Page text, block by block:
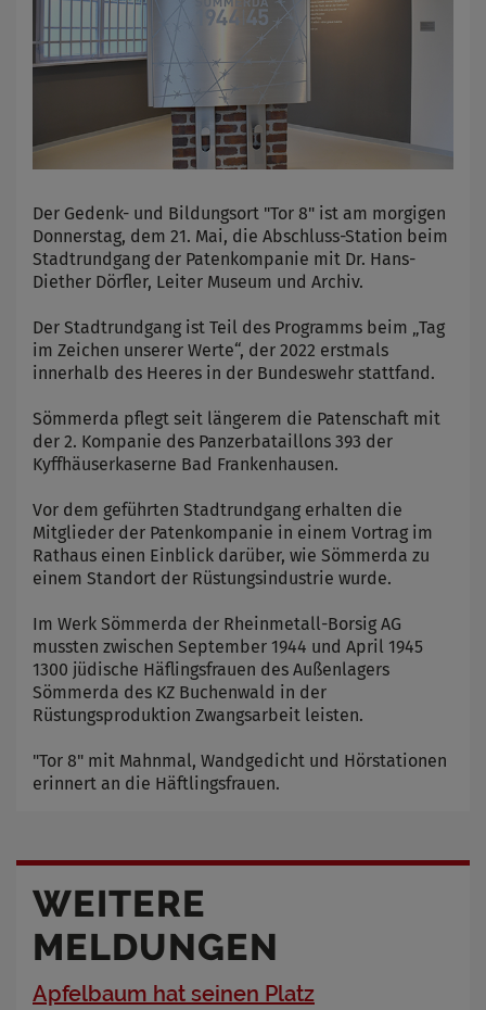
Der Gedenk- und Bildungsort "Tor 8" ist am morgigen
Donnerstag, dem 21. Mai, die Abschluss-Station beim
Stadtrundgang der Patenkompanie mit Dr. Hans-
Diether Dörfler, Leiter Museum und Archiv.
Der Stadtrundgang ist Teil des Programms beim „Tag
im Zeichen unserer Werte“, der 2022 erstmals
innerhalb des Heeres in der Bundeswehr stattfand.
Sömmerda pflegt seit längerem die Patenschaft mit
der 2. Kompanie des Panzerbataillons 393 der
Kyffhäuserkaserne Bad Frankenhausen.
Vor dem geführten Stadtrundgang erhalten die
Mitglieder der Patenkompanie in einem Vortrag im
Rathaus einen Einblick darüber, wie Sömmerda zu
einem Standort der Rüstungsindustrie wurde.
Im Werk Sömmerda der Rheinmetall-Borsig AG
mussten zwischen September 1944 und April 1945
1300 jüdische Häflingsfrauen des Außenlagers
Sömmerda des KZ Buchenwald in der
Rüstungsproduktion Zwangsarbeit leisten.
"Tor 8" mit Mahnmal, Wandgedicht und Hörstationen
erinnert an die Häftlingsfrauen.
WEITERE
MELDUNGEN
Apfelbaum hat seinen Platz